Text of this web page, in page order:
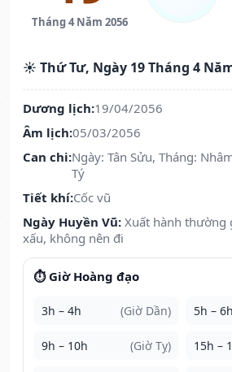
Tháng 4 Năm 2056
☀️ Thứ Tư, Ngày 19 Tháng 4
Dương lịch:19/04/2056
Âm lịch:05/03/2056
Can chi:Ngày: Tân Sửu, Tháng:
Tý
Tiết khí:Cốc vũ
Ngày Huyền Vũ: Xuất hành thường
xấu, không nên đi
⏱️ Giờ Hoàng đạo
3h – 4h (Giờ Dần) 5h – 6h
9h – 10h (Giờ Tỵ) 15h –